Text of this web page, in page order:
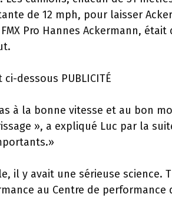
de 12 mph, pour laisser
Pro Hannes Ackermann,
ci-dessous PUBLICITÉ
à la bonne vitesse et au bon
», a expliqué Luc par la
il y avait une sérieuse
au Centre de